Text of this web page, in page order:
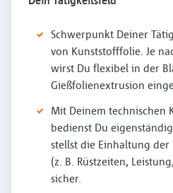
Schwerpunkt Deiner
von Kunststofffolie. Je
wirst Du flexibel in der
Gießfolienextrusion
Mit Deinem technischen
bedienst Du
stellst die Einhaltung
(z. B. Rüstzeiten,
sicher.